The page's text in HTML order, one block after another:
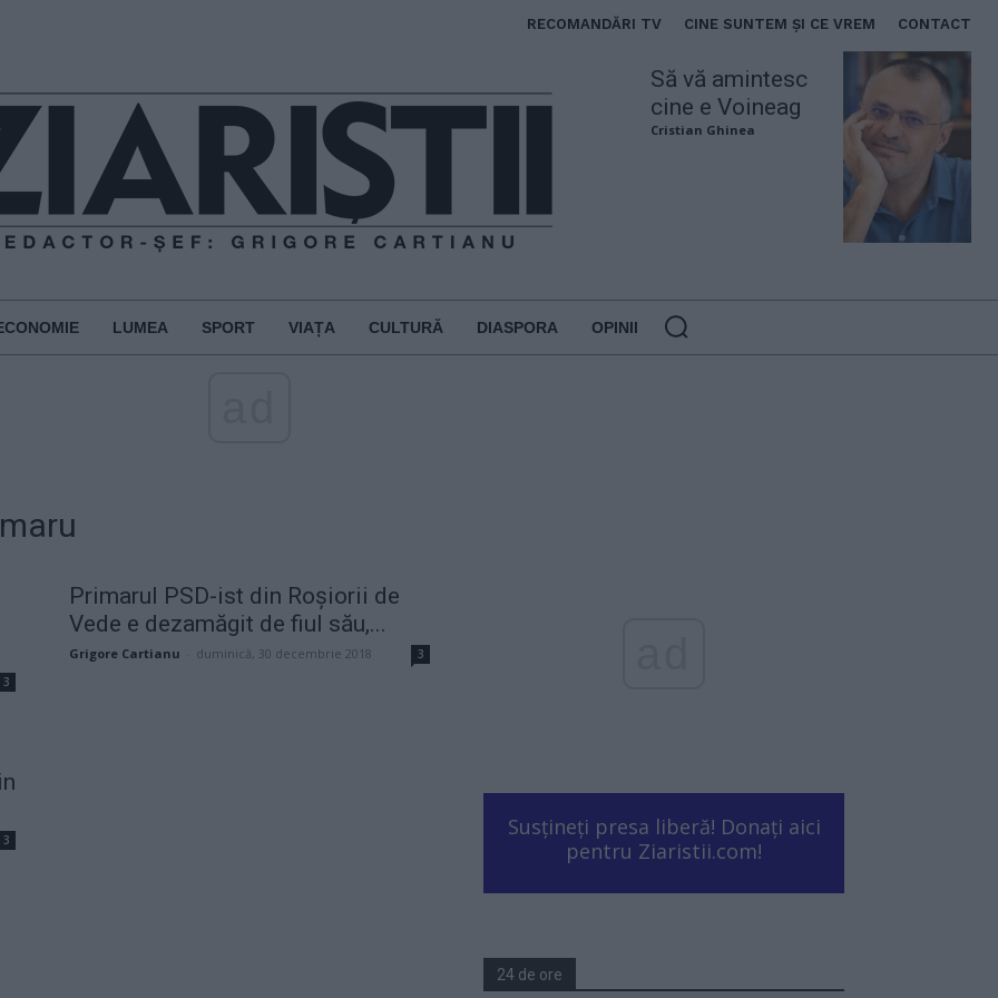
RECOMANDĂRI TV CINE SUNTEM ȘI CE VREM CONTACT
Să vă amintesc
cine e Voineag
Cristian Ghinea
LUMEA SPORT VIAȚA CULTURĂ DIASPORA OPINII
3
Primarul PSD-ist din Roşiorii de
Vede e dezamăgit de fiul său,...
Grigore Cartianu duminică, 30 decembrie 2018 3
3
Susțineți presa liberă! Donați aici
pentru Ziaristii.com!
24 de ore